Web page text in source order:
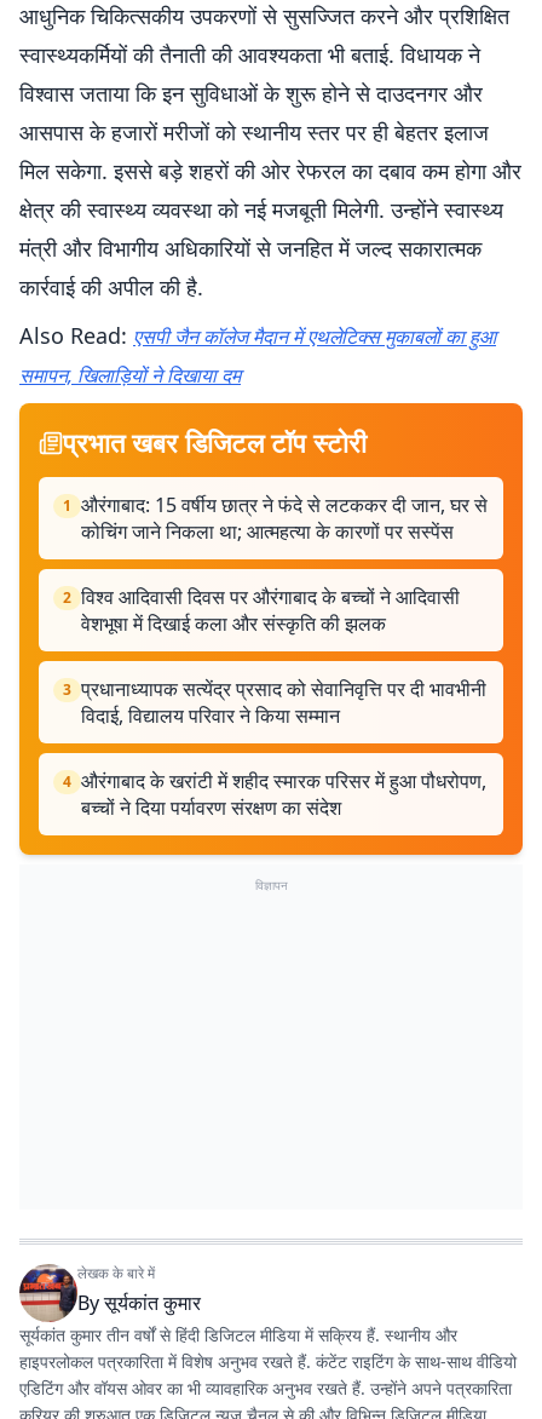
आधुनिक चिकित्सकीय उपकरणों से सुसज्जित करने और प्रशिक्षित
स्वास्थ्यकर्मियों की तैनाती की आवश्यकता भी बताई. विधायक ने
विश्वास जताया कि इन सुविधाओं के शुरू होने से दाउदनगर और
आसपास के हजारों मरीजों को स्थानीय स्तर पर ही बेहतर इलाज
मिल सकेगा. इससे बड़े शहरों की ओर रेफरल का दबाव कम होगा और
क्षेत्र की स्वास्थ्य व्यवस्था को नई मजबूती मिलेगी. उन्होंने स्वास्थ्य
मंत्री और विभागीय अधिकारियों से जनहित में जल्द सकारात्मक
कार्रवाई की अपील की है.
Also Read: एसपी जैन कॉलेज मैदान में एथलेटिक्स मुकाबलों का हुआ
समापन, खिलाड़ियों ने दिखाया दम
प्रभात खबर डिजिटल टॉप स्टोरी
1 औरंगाबाद: 15 वर्षीय छात्र ने फंदे से लटककर दी जान, घर से
कोचिंग जाने निकला था; आत्महत्या के कारणों पर सस्पेंस
2 विश्व आदिवासी दिवस पर औरंगाबाद के बच्चों ने आदिवासी
वेशभूषा में दिखाई कला और संस्कृति की झलक
3 प्रधानाध्यापक सत्येंद्र प्रसाद को सेवानिवृत्ति पर दी भावभीनी
विदाई, विद्यालय परिवार ने किया सम्मान
4 औरंगाबाद के खरांटी में शहीद स्मारक परिसर में हुआ पौधरोपण,
बच्चों ने दिया पर्यावरण संरक्षण का संदेश
विज्ञापन
लेखक के बारे में
Byसूर्यकांत कुमार
सूर्यकांत कुमार तीन वर्षों से हिंदी डिजिटल मीडिया में सक्रिय हैं. स्थानीय और
हाइपरलोकल पत्रकारिता में विशेष अनुभव रखते हैं. कंटेंट राइटिंग के साथ-साथ वीडियो
एडिटिंग और वॉयस ओवर का भी व्यावहारिक अनुभव रखते हैं. उन्होंने अपने पत्रकारिता